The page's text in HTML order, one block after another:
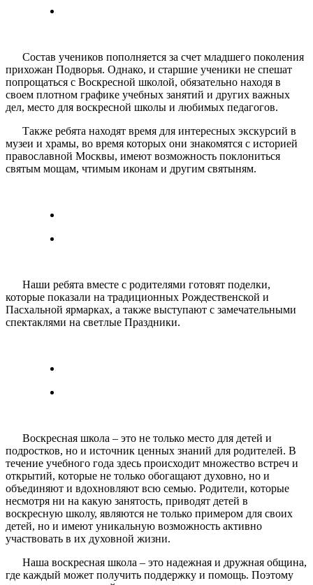
Состав учеников пополняется за счет младшего поколения
прихожан Подворья. Однако, и старшие ученики не спешат
попрощаться с Воскресной школой, обязательно находя в
своем плотном графике учебных занятий и других важных
дел, место для воскресной школы и любимых педагогов.
Также ребята находят время для интересных экскурсий в
музеи и храмы, во время которых они знакомятся с историей
православной Москвы, имеют возможность поклониться
святым мощам, чтимым иконам и другим святыням.
Наши ребята вместе с родителями готовят поделки,
которые показали на традиционных Рождественской и
Пасхальной ярмарках, а также выступают с замечательными
спектаклями на светлые Праздники.
Воскресная школа – это не только место для детей и
подростков, но и источник ценных знаний для родителей. В
течение учебного года здесь происходит множество встреч и
открытий, которые не только обогащают духовно, но и
объединяют и вдохновляют всю семью. Родители, которые
несмотря ни на какую занятость, приводят детей в
воскресную школу, являются не только примером для своих
детей, но и имеют уникальную возможность активно
участвовать в их духовной жизни.
Наша воскресная школа – это надежная и дружная община,
где каждый может получить поддержку и помощь. Поэтому